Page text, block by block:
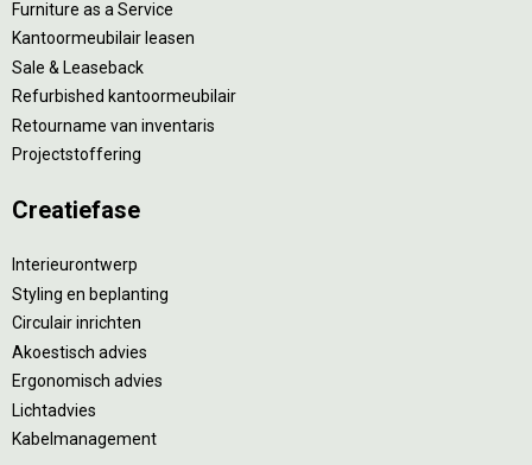
Furniture as a Service
Kantoormeubilair leasen
Sale & Leaseback
Refurbished kantoormeubilair
Retourname van inventaris
Projectstoffering
Creatiefase
Interieurontwerp
Styling en beplanting
Circulair inrichten
Akoestisch advies
Ergonomisch advies
Lichtadvies
Kabelmanagement